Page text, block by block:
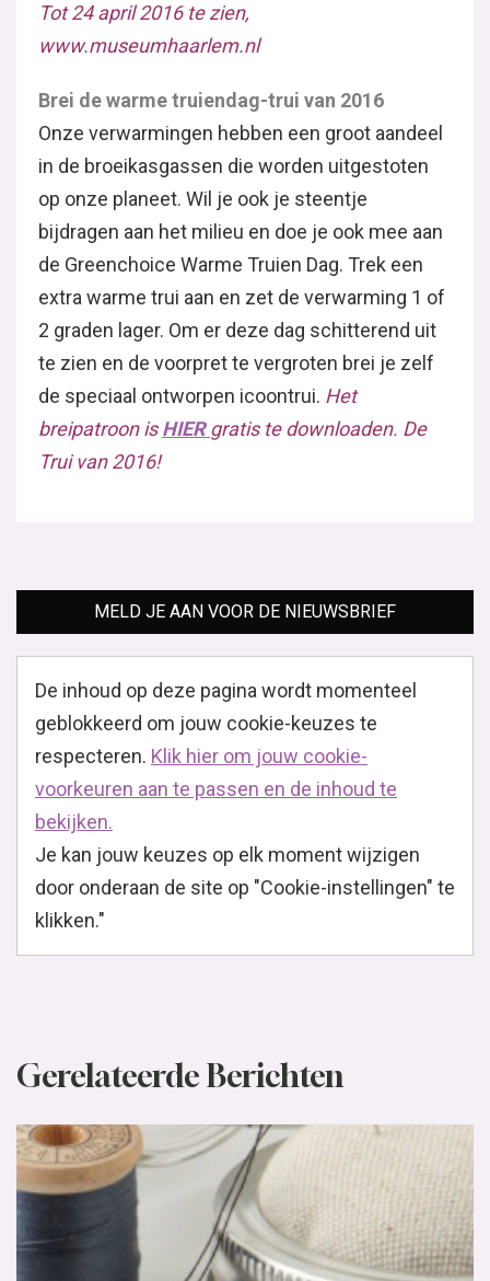
Tot 24 april 2016 te zien,
www.museumhaarlem.nl
Brei de warme truiendag-trui van 2016
Onze verwarmingen hebben een groot aandeel
in de broeikasgassen die worden uitgestoten
op onze planeet. Wil je ook je steentje
bijdragen aan het milieu en doe je ook mee aan
de Greenchoice Warme Truien Dag. Trek een
extra warme trui aan en zet de verwarming 1 of
2 graden lager. Om er deze dag schitterend uit
te zien en de voorpret te vergroten brei je zelf
de speciaal ontworpen icoontrui. Het
breipatroon isHIERgratis te downloaden. De
Trui van 2016!
MELD JE AAN VOOR DE NIEUWSBRIEF
De inhoud op deze pagina wordt momenteel
geblokkeerd om jouw cookie-keuzes te
respecteren. Klik hier om jouw cookie-
voorkeuren aan te passen en de inhoud te
bekijken.
Je kan jouw keuzes op elk moment wijzigen
door onderaan de site op "Cookie-instellingen" te
klikken."
Gerelateerde Berichten